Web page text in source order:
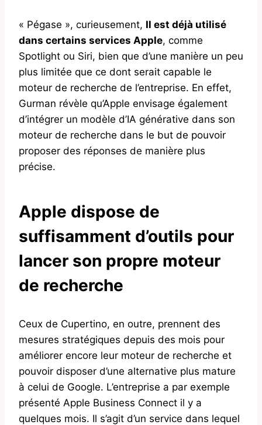
« Pégase », curieusement, Il est déjà utilisé
dans certains services Apple, comme
Spotlight ou Siri, bien que d’une manière un peu
plus limitée que ce dont serait capable le
moteur de recherche de l’entreprise. En effet,
Gurman révèle qu’Apple envisage également
d’intégrer un modèle d’IA générative dans son
moteur de recherche dans le but de pouvoir
proposer des réponses de manière plus
précise.
Apple dispose de
suffisamment d’outils pour
lancer son propre moteur
de recherche
Ceux de Cupertino, en outre, prennent des
mesures stratégiques depuis des mois pour
améliorer encore leur moteur de recherche et
pouvoir disposer d’une alternative plus mature
à celui de Google. L’entreprise a par exemple
présenté Apple Business Connect il y a
quelques mois. Il s’agit d’un service dans lequel